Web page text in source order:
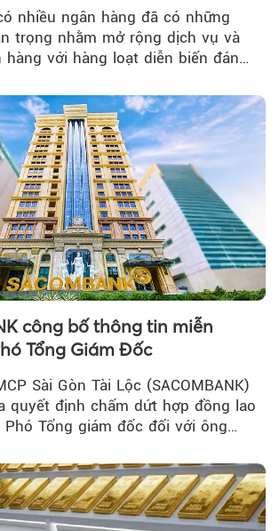
nhiều ngân hàng đã có những
trọng nhằm mở rộng dịch vụ và
với hàng loạt diễn biến đáng
công bố thông tin miễn
Tổng Giám Đốc
Sài Gòn Tài Lộc (SACOMBANK)
quyết định chấm dứt hợp đồng lao
Tổng giám đốc đối với ông